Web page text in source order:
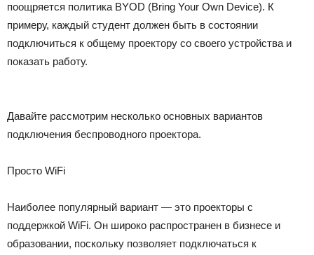
поощряется политика BYOD (Bring Your Own Device). К
примеру, каждый студент должен быть в состоянии
подключиться к общему проектору со своего устройства и
показать работу.
Давайте рассмотрим несколько основных вариантов
подключения беспроводного проектора.
Просто WiFi
Наиболее популярный вариант — это проекторы с
поддержкой WiFi. Он широко распространен в бизнесе и
образовании, поскольку позволяет подключаться к